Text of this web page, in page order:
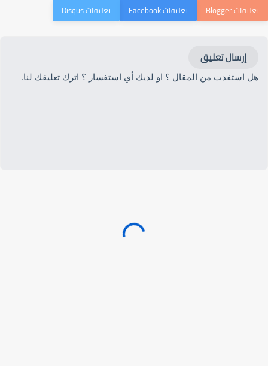
إرسال تعليق
هل استفدت من المقال ؟ او لديك أي استفسار ؟ اترك تعليقك لنا.